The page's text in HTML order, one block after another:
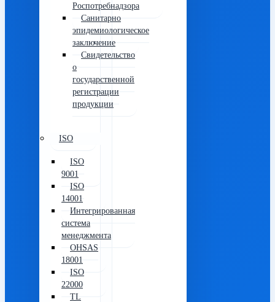
Роспотребнадзора
Санитарно
эпидемиологическое
заключение
Свидетельство
о
государственной
регистрации
продукции
ISO
ISO
9001
ISO
14001
Интегрированная
система
менеджмента
OHSAS
18001
ISO
22000
TL